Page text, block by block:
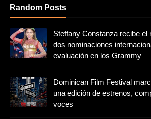
Random Posts
Steffany Constanza recibe el
dos nominaciones
evaluación en los Grammy
Dominican Film Festival
una edición de estrenos,
voces